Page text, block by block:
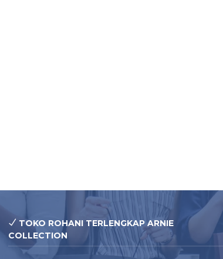
TOKO ROHANI TERLENGKAP ARNIE
COLLECTION